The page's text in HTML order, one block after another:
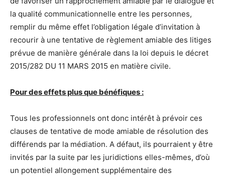
la qualité communicationnelle entre les personnes,
remplir du même effet l’obligation légale d’invitation à
recourir à une tentative de règlement amiable des litiges
prévue de manière générale dans la loi depuis le décret
2015/282 DU 11 MARS 2015 en matière civile.
Pour des effets plus que bénéfiques :
Tous les professionnels ont donc intérêt à prévoir ces
clauses de tentative de mode amiable de résolution des
différends par la médiation. A défaut, ils pourraient y être
invités par la suite par les juridictions elles-mêmes, d’où
un potentiel allongement supplémentaire des